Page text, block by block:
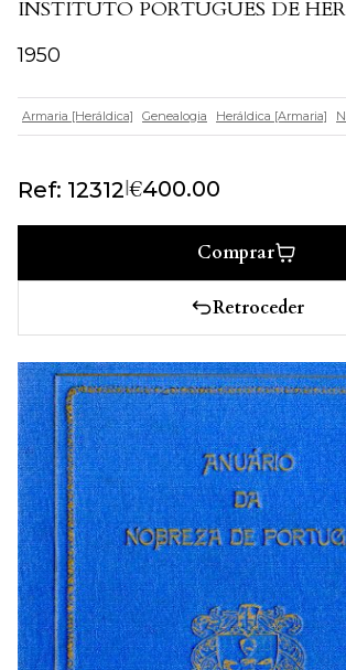
INSTITUTO PORTUGUES DE
1950
Armaria [Heráldica] Genealogia Heráldica [Armaria]
Ref: 12312|€400.00
Comprar
Retroceder